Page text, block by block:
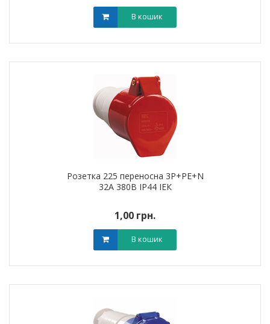
В кошик
Розетка 225 переносна 3Р+РЕ+N
32А 380В IP44 ІЕК
1,00 грн.
В кошик